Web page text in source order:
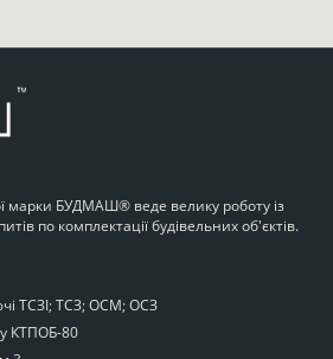
марки БУДМАШ® веде велику роботу із
по комплектації будівельних об'єктів.
ТСЗІ; ТСЗ; ОСМ; ОСЗ
КТПОБ-80